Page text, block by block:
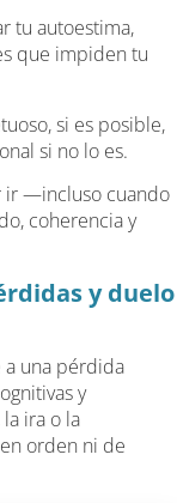
tu autoestima,
que impiden tu
si es posible,
si no lo es.
ir —incluso cuando
coherencia y
y duelo
a una pérdida
y
ira o la
orden ni de